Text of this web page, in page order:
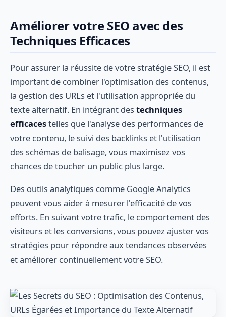
Améliorer votre SEO avec des
Techniques Efficaces
Pour assurer la réussite de votre stratégie SEO, il est
important de combiner l'optimisation des contenus,
la gestion des URLs et l'utilisation appropriée du
texte alternatif. En intégrant des techniques
efficacestelles que l'analyse des performances de
votre contenu, le suivi des backlinks et l'utilisation
des schémas de balisage, vous maximisez vos
chances de toucher un public plus large.
Des outils analytiques comme Google Analytics
peuvent vous aider à mesurer l'efficacité de vos
efforts. En suivant votre trafic, le comportement des
visiteurs et les conversions, vous pouvez ajuster vos
stratégies pour répondre aux tendances observées
et améliorer continuellement votre SEO.